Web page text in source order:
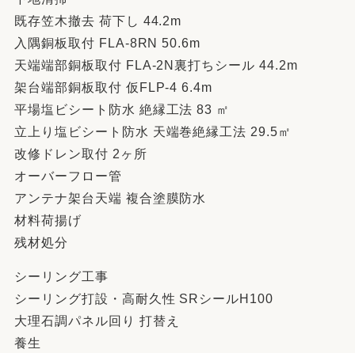
既存笠木撤去 荷下し 44.2m
入隅銅板取付 FLA-8RN 50.6m
天端端部銅板取付 FLA-2N裏打ちシール 44.2m
架台端部銅板取付 仮FLP-4 6.4m
平場塩ビシート防水 絶縁工法 83 ㎡
立上り塩ビシート防水 天端巻絶縁工法 29.5㎡
改修ドレン取付 2ヶ所
オーバーフロー管
アンテナ架台天端 複合塗膜防水
材料荷揚げ
残材処分
シーリング工事
シーリング打設・高耐久性 SRシールH100
大理石調パネル回り 打替え
養生